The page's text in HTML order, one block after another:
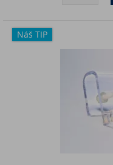
Náš TIP